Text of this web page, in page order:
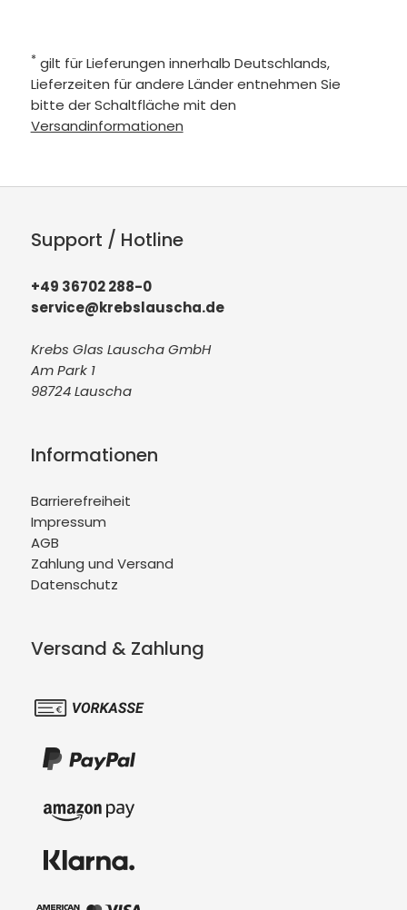
* gilt für Lieferungen innerhalb Deutschlands,
Lieferzeiten für andere Länder entnehmen Sie
bitte der Schaltfläche mit den
Versandinformationen
Support / Hotline
+49 36702 288-0
service@krebslauscha.de
Krebs Glas Lauscha GmbH
Am Park 1
98724 Lauscha
Informationen
Barrierefreiheit
Impressum
AGB
Zahlung und Versand
Datenschutz
Versand & Zahlung